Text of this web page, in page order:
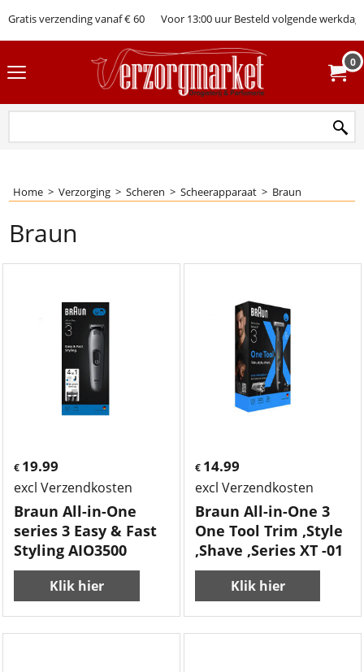
Gratis verzending vanaf € 60 Voor 13:00 uur Besteld volgende werkdag
0
Home > Verzorging > Scheren > Scheerapparaat > Braun
Braun
€ 19.99
excl Verzendkosten
Braun All-in-One
series 3 Easy & Fast
Styling AIO3500
Klik hier
€ 14.99
excl Verzendkosten
Braun All-in-One 3
One Tool Trim ,Style
,Shave ,Series XT -01
Klik hier